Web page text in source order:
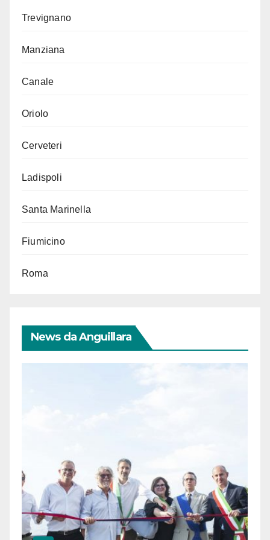
Trevignano
Manziana
Canale
Oriolo
Cerveteri
Ladispoli
Santa Marinella
Fiumicino
Roma
News da Anguillara